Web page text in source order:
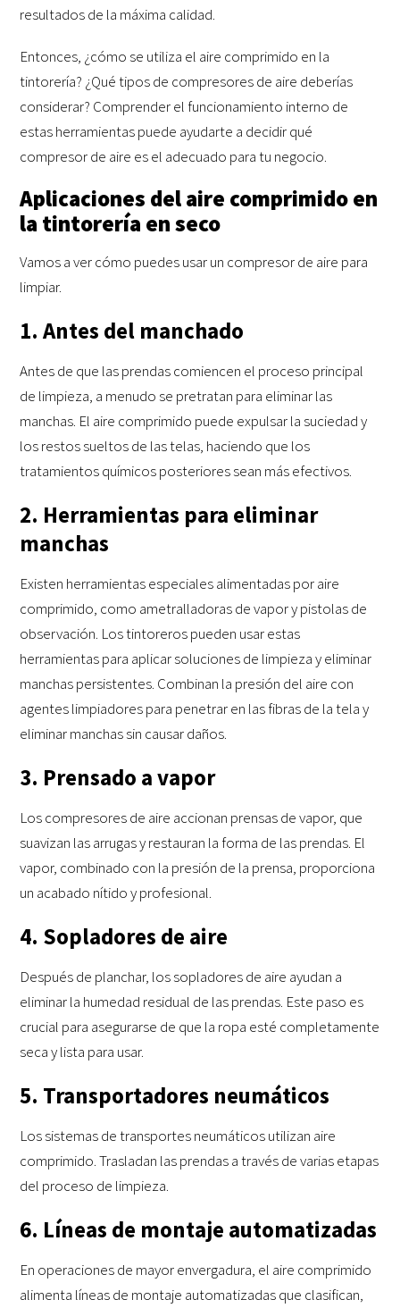
resultados de la máxima calidad.
Entonces, ¿cómo se utiliza el aire comprimido en la
tintorería? ¿Qué tipos de compresores de aire deberías
considerar? Comprender el funcionamiento interno de
estas herramientas puede ayudarte a decidir qué
compresor de aire es el adecuado para tu negocio.
Aplicaciones del aire comprimido en
la tintorería en seco
Vamos a ver cómo puedes usar un compresor de aire para
limpiar.
1. Antes del manchado
Antes de que las prendas comiencen el proceso principal
de limpieza, a menudo se pretratan para eliminar las
manchas. El aire comprimido puede expulsar la suciedad y
los restos sueltos de las telas, haciendo que los
tratamientos químicos posteriores sean más efectivos.
2. Herramientas para eliminar
manchas
Existen herramientas especiales alimentadas por aire
comprimido, como ametralladoras de vapor y pistolas de
observación. Los tintoreros pueden usar estas
herramientas para aplicar soluciones de limpieza y eliminar
manchas persistentes. Combinan la presión del aire con
agentes limpiadores para penetrar en las fibras de la tela y
eliminar manchas sin causar daños.
3. Prensado a vapor
Los compresores de aire accionan prensas de vapor, que
suavizan las arrugas y restauran la forma de las prendas. El
vapor, combinado con la presión de la prensa, proporciona
un acabado nítido y profesional.
4. Sopladores de aire
Después de planchar, los sopladores de aire ayudan a
eliminar la humedad residual de las prendas. Este paso es
crucial para asegurarse de que la ropa esté completamente
seca y lista para usar.
5. Transportadores neumáticos
Los sistemas de transportes neumáticos utilizan aire
comprimido. Trasladan las prendas a través de varias etapas
del proceso de limpieza.
6. Líneas de montaje automatizadas
En operaciones de mayor envergadura, el aire comprimido
alimenta líneas de montaje automatizadas que clasifican,